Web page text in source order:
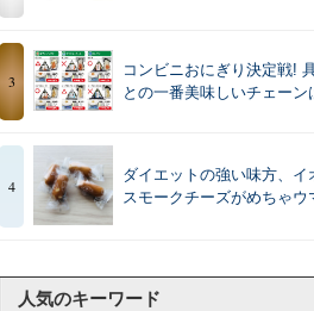
3
コンビニおにぎり決定戦!
との一番美味しいチェーン
4
ダイエットの強い味方、イ
スモークチーズがめちゃウ
人気のキーワード